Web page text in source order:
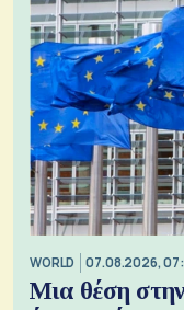
WORLD 07.08.2026,
Μια θέση